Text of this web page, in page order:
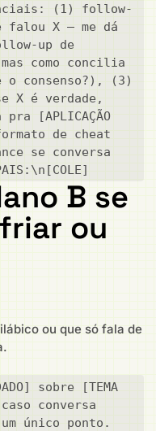
(1) follow-
falou X — me dá
up de
como concilia
o consenso?), (3)
X é verdade,
[APLICAÇÃO
de cheat
se conversa
B se
ou
ou que só fala de
sobre [TEMA
conversa
único ponto.